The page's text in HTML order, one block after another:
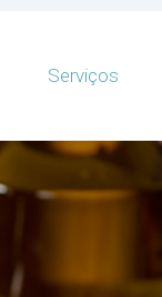
Serviços